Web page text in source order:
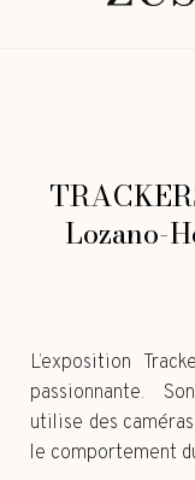
Lozano-
L’exposition
passionnante.
utilise des
le comportement